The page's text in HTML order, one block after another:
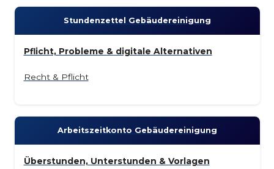
Stunden­zettel Gebäude­reinigung
Pflicht, Probleme & digitale Alternativen
Recht & Pflicht
Arbeitszeit­konto Gebäude­reinigung
Überstunden, Unterstunden & Vorlagen